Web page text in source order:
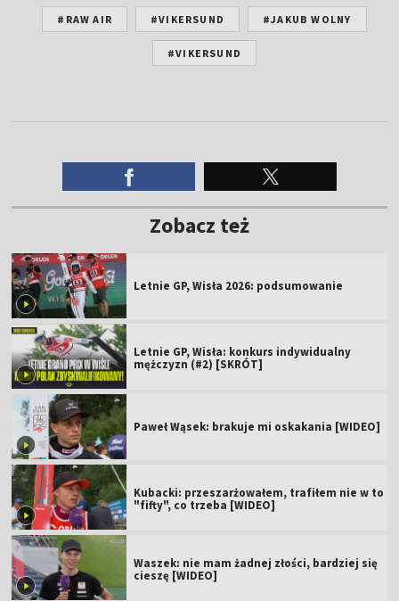
#RAW AIR #VIKERSUND #JAKUB WOLNY
#VIKERSUND
Zobacz też
Letnie GP, Wisła 2026: podsumowanie
Letnie GP, Wisła: konkurs indywidualny
mężczyzn (#2) [SKRÓT]
Paweł Wąsek: brakuje mi oskakania [WIDEO]
Kubacki: przeszarżowałem, trafiłem nie w to
"fifty", co trzeba [WIDEO]
Waszek: nie mam żadnej złości, bardziej się
cieszę [WIDEO]